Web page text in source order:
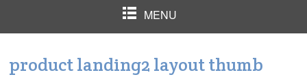
MENU
product landing2 layout thumb